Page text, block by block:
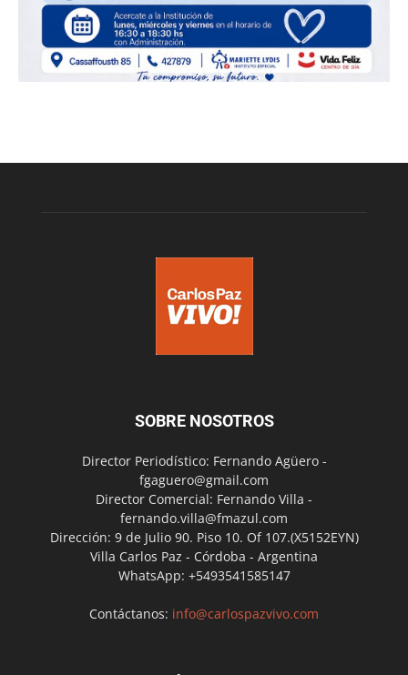
SOBRE NOSOTROS
Director Periodístico: Fernando Agüero -
fgaguero@gmail.com
Director Comercial: Fernando Villa -
fernando.villa@fmazul.com
Dirección: 9 de Julio 90. Piso 10. Of 107.(X5152EYN)
Villa Carlos Paz - Córdoba - Argentina
WhatsApp: +5493541585147
Contáctanos: info@carlospazvivo.com